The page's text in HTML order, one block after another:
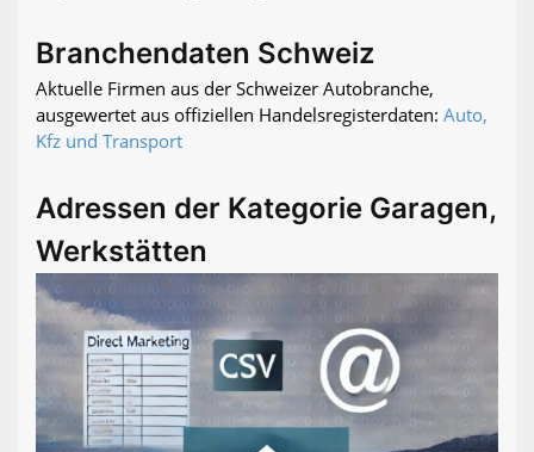
Branchendaten Schweiz
Aktuelle Firmen aus der Schweizer Autobranche,
ausgewertet aus offiziellen Handelsregisterdaten: Auto,
Kfz und Transport
Adressen der Kategorie Garagen,
Werkstätten